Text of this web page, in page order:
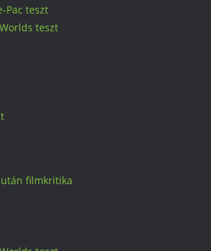
Pac teszt
teszt
után filmkritika